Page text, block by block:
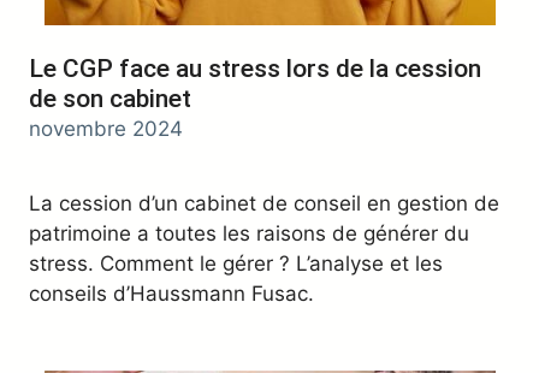
Le CGP face au stress lors de la cession
de son cabinet
novembre 2024
La cession d’un cabinet de conseil en gestion de
patrimoine a toutes les raisons de générer du
stress. Comment le gérer ? L’analyse et les
conseils d’Haussmann Fusac.